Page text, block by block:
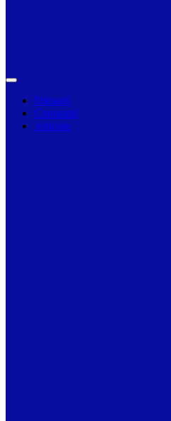
Primarii
Companii
Articole